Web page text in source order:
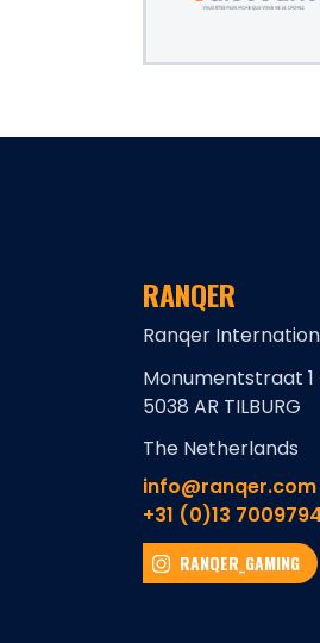
RANQER
Ranqer
Monumentstraat 1
5038 AR TILBURG
The Netherlands
info@ranqer.com
+31 (0)13 7009794
RANQER_GAMING